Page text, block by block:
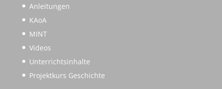
Anleitungen
KAoA
MINT
Videos
Unterrichtsinhalte
Projektkurs Geschichte